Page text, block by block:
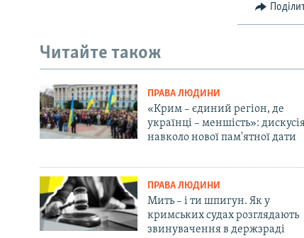
Читайте також
ПРАВА ЛЮДИНИ
«Крим – єдиний регіон, де
українці – меншість»:
навколо нової пам'ятної дати
ПРАВА ЛЮДИНИ
Мить – і ти шпигун. Як у
кримських судах розглядають
звинувачення в держзраді